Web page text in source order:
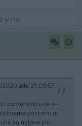
MY19)
2020 alle 21:05:57
contenitori usa-e-
passano di
soluzione più